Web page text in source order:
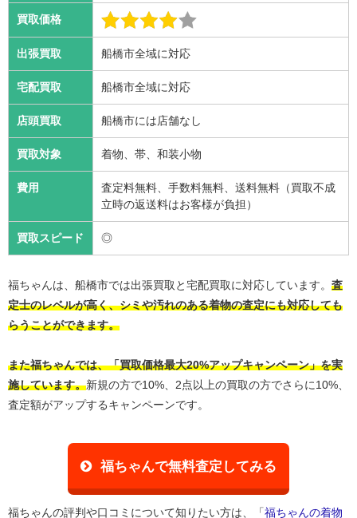
買取価格
出張買取 船橋市全域に対応
宅配買取 船橋市全域に対応
店頭買取 船橋市には店舗なし
買取対象 着物、帯、和装小物
費用
査定料無料、手数料無料、送料無料（買取不成
立時の返送料はお客様が負担）
買取スピード ◎
福ちゃんは、船橋市では出張買取と宅配買取に対応しています。 査
定士のレベルが高く、シミや汚れのある着物の査定にも対応しても
らうことができます。
また福ちゃんでは、「買取価格最大20%アップキャンペーン」を実
施しています。新規の方で10%、2点以上の買取の方でさらに10%、
査定額がアップするキャンペーンです。
福ちゃんで無料査定してみる
福ちゃんの評判や口コミについて知りたい方は、「 福ちゃんの着物